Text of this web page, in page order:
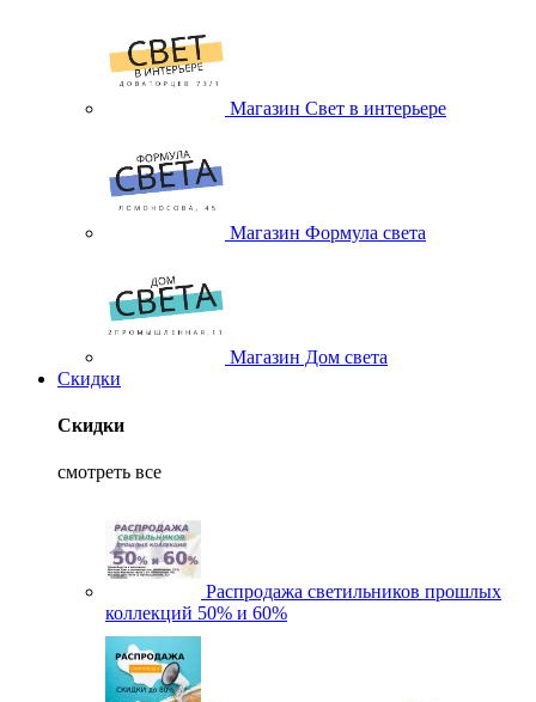
Магазин Свет в интерьере
Магазин Формула света
Магазин Дом света
Скидки
Скидки
смотреть все
Распродажа светильников прошлых
коллекций 50% и 60%